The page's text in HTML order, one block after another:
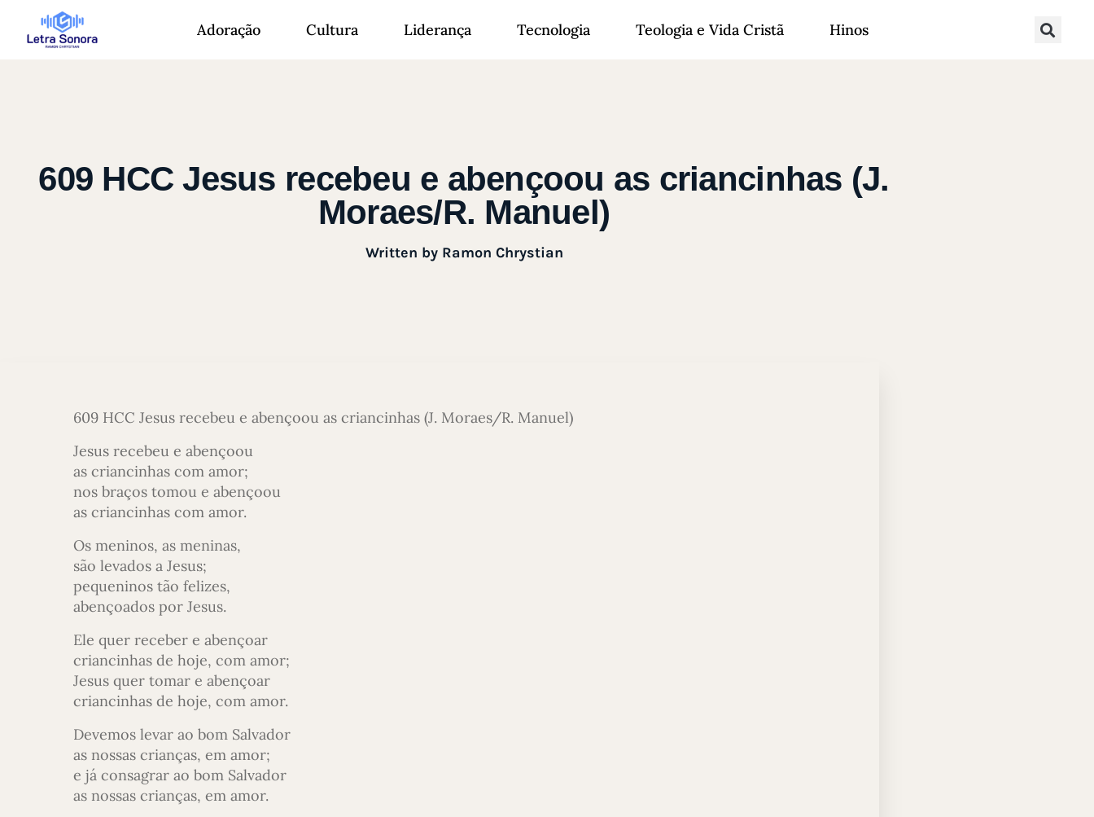
Adoração Cultura Liderança Tecnologia Teologia e Vida Cristã Hinos
609 HCC Jesus recebeu e abençoou as criancinhas (J.
Moraes/R. Manuel)
Written byRamon Chrystian
609 HCC Jesus recebeu e abençoou as criancinhas (J. Moraes/R. Manuel)
Jesus recebeu e abençoou
as criancinhas com amor;
nos braços tomou e abençoou
as criancinhas com amor.
Os meninos, as meninas,
são levados a Jesus;
pequeninos tão felizes,
abençoados por Jesus.
Ele quer receber e abençoar
criancinhas de hoje, com amor;
Jesus quer tomar e abençoar
criancinhas de hoje, com amor.
Devemos levar ao bom Salvador
as nossas crianças, em amor;
e já consagrar ao bom Salvador
as nossas crianças, em amor.